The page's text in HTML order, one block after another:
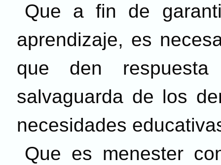
Que a fin de
aprendizaje, es
que den
salvaguarda de los
necesidades
Que es menester